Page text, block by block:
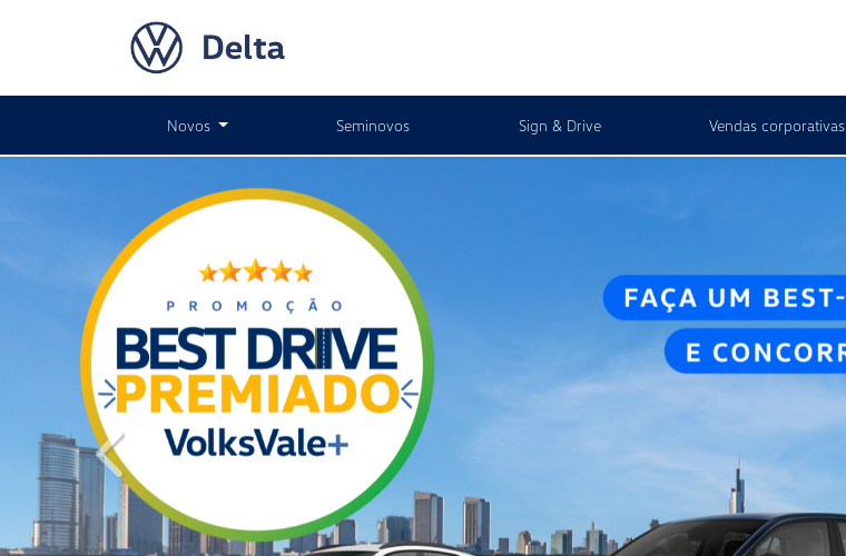
Novos Seminovos Sign & Drive Vendas corporativas
templates.template-01.components.carousel.texts.control_prev